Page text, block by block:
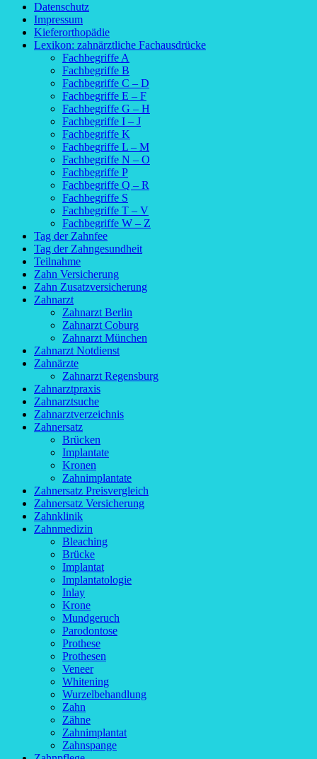
Datenschutz
Impressum
Kieferorthopädie
Lexikon: zahnärztliche Fachausdrücke
Fachbegriffe A
Fachbegriffe B
Fachbegriffe C – D
Fachbegriffe E – F
Fachbegriffe G – H
Fachbegriffe I – J
Fachbegriffe K
Fachbegriffe L – M
Fachbegriffe N – O
Fachbegriffe P
Fachbegriffe Q – R
Fachbegriffe S
Fachbegriffe T – V
Fachbegriffe W – Z
Tag der Zahnfee
Tag der Zahngesundheit
Teilnahme
Zahn Versicherung
Zahn Zusatzversicherung
Zahnarzt
Zahnarzt Berlin
Zahnarzt Coburg
Zahnarzt München
Zahnarzt Notdienst
Zahnärzte
Zahnarzt Regensburg
Zahnarztpraxis
Zahnarztsuche
Zahnarztverzeichnis
Zahnersatz
Brücken
Implantate
Kronen
Zahnimplantate
Zahnersatz Preisvergleich
Zahnersatz Versicherung
Zahnklinik
Zahnmedizin
Bleaching
Brücke
Implantat
Implantatologie
Inlay
Krone
Mundgeruch
Parodontose
Prothese
Prothesen
Veneer
Whitening
Wurzelbehandlung
Zahn
Zähne
Zahnimplantat
Zahnspange